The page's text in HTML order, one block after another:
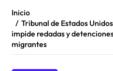
Inicio
Tribunal de Estados
impide redadas y
migrantes